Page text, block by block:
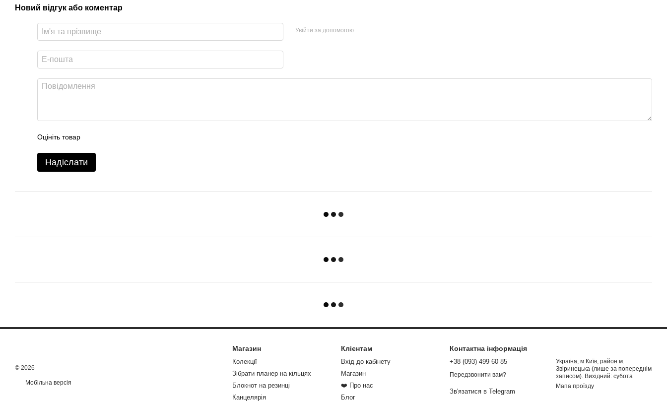
Новий відгук або коментар
Увійти за допомогою
Оцініть товар
Надіслати
© 2026
Мобільна версія
Магазин
Колекції
Зібрати планер на кільцях
Блокнот на резинці
Канцелярія
Клієнтам
Вхід до кабінету
Магазин
❤️ Про нас
Блог
Контактна інформація
+38 (093) 499 60 85
Передзвонити вам?
Зв'язатися в Telegram
Україна, м.Київ, район м.
Звіринецька (лише за попереднім
записом). Вихідний: субота
Мапа проїзду